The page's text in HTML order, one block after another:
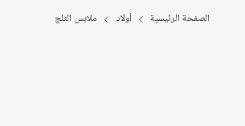
الصفحة الرئيسية أولاد ملابس الثلج